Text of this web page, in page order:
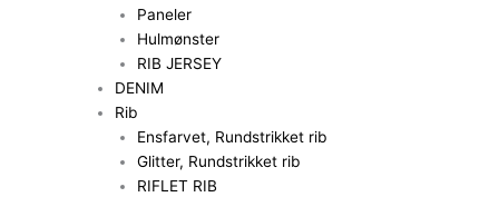
Paneler
Hulmønster
RIB JERSEY
DENIM
Rib
Ensfarvet, Rundstrikket rib
Glitter, Rundstrikket rib
RIFLET RIB